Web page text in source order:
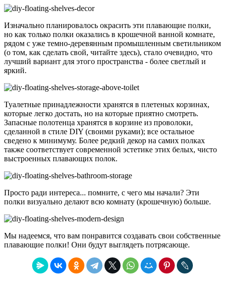
Изначально планировалось окрасить эти плавающие полки,
но как только полки оказались в крошечной ванной комнате,
рядом с уже темно-деревянным промышленным светильником
(о том, как сделать свой, читайте здесь), стало очевидно, что
лучший вариант для этого пространства - более светлый и
яркий.
Туалетные принадлежности хранятся в плетеных корзинах,
которые легко достать, но на которые приятно смотреть.
Запасные полотенца хранятся в корзине из проволоки,
сделанной в стиле DIY (своими руками); все остальное
сведено к минимуму. Более редкий декор на самих полках
также соответствует современной эстетике этих белых, чисто
выстроенных плавающих полок.
Просто ради интереса... помните, с чего мы начали? Эти
полки визуально делают всю комнату (крошечную) больше.
Мы надеемся, что вам понравится создавать свои собственные
плавающие полки! Они будут выглядеть потрясающе.